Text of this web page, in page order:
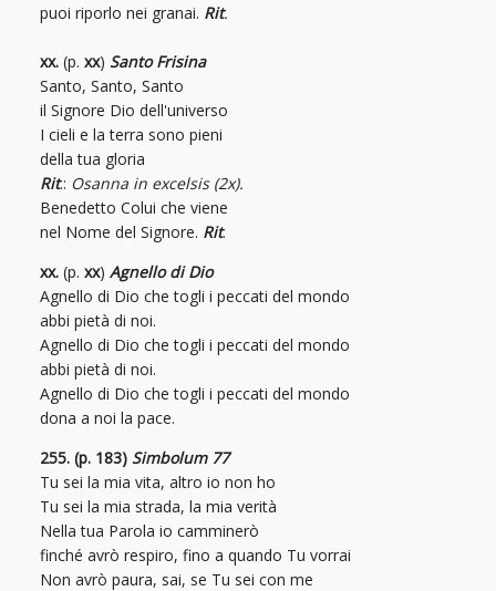
puoi riporlo nei granai. Rit.
xx. (p. xx) Santo Frisina
Santo, Santo, Santo
il Signore Dio dell'universo
I cieli e la terra sono pieni
della tua gloria
Rit.: Osanna in excelsis (2x).
Benedetto Colui che viene
nel Nome del Signore. Rit.
xx. (p. xx) Agnello di Dio
Agnello di Dio che togli i peccati del mondo
abbi pietà di noi.
Agnello di Dio che togli i peccati del mondo
abbi pietà di noi.
Agnello di Dio che togli i peccati del mondo
dona a noi la pace.
255. (p. 183) Simbolum 77
Tu sei la mia vita, altro io non ho
Tu sei la mia strada, la mia verità
Nella tua Parola io camminerò
finché avrò respiro, fino a quando Tu vorrai
Non avrò paura, sai, se Tu sei con me